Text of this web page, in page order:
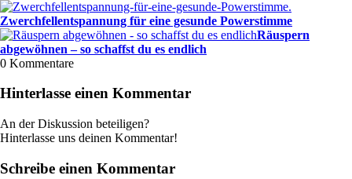
Zwerchfellentspannung für eine gesunde Powerstimme
Räuspern
abgewöhnen – so schaffst du es endlich
0 Kommentare
Hinterlasse einen Kommentar
An der Diskussion beteiligen?
Hinterlasse uns deinen Kommentar!
Schreibe einen Kommentar